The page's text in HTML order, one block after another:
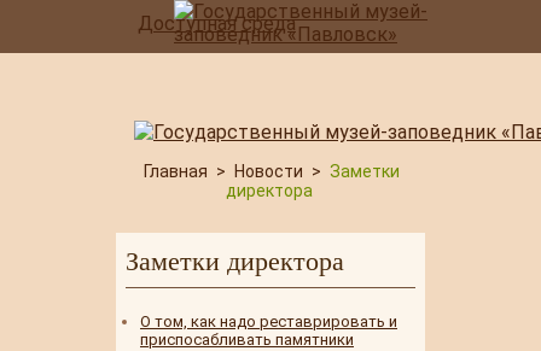
Доступная среда
Главная > Новости > Заметки
директора
Заметки директора
О том, как надо реставрировать и
приспосабливать памятники